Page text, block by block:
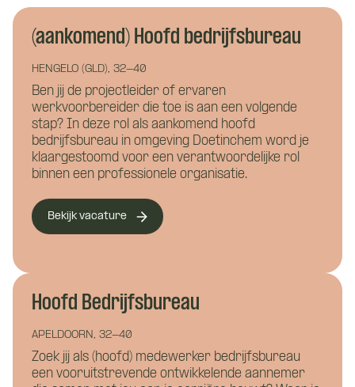
(aankomend) Hoofd bedrijfsbureau
HENGELO (GLD), 32-40
Ben jij de projectleider of ervaren
werkvoorbereider die toe is aan een volgende
stap? In deze rol als aankomend hoofd
bedrijfsbureau in omgeving Doetinchem word je
klaargestoomd voor een verantwoordelijke rol
binnen een professionele organisatie.
Bekijk vacature
Hoofd Bedrijfsbureau
APELDOORN, 32-40
Zoek jij als (hoofd) medewerker bedrijfsbureau
een vooruitstrevende ontwikkelende aannemer
Wie ben je?
Waar wil je meer over weten?
Bouwkunde
Installatietechniek
Hoe kunnen we je bereiken?*
Wat is je telefoonnummer?*
Vacature: Proces
manager / hoofd